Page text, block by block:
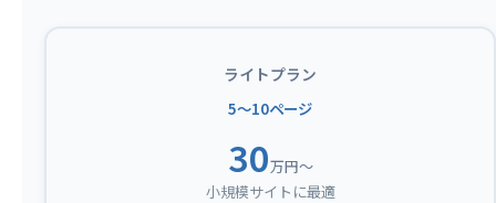
ライトプラン
5〜10ページ
30万円〜
小規模サイトに最適